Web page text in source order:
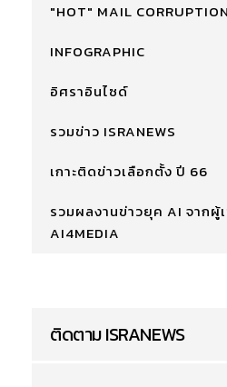
"HOT" MAIL CORRUPTION
INFOGRAPHIC
อิศราอินไซด์
รวมข่าว ISRANEWS
เกาะติดข่าวเลือกตั้ง ปี 66
รวมผลงานข่าวยุค AI จากผู้
AI4MEDIA
ติดตาม ISRANEWS